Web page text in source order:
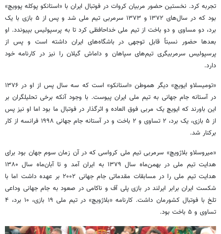
تجربه کرد. نخستین حضور مربیان کروات در فوتبال ایران با «استانکو پوکله پوویچ»
بود که در سال‌های ۱۳۷۲ و ۱۳۷۳ سرمربی تیم ملی شد و پس از ۵ بازی با یک
برد، دو مساوی و دو باخت از تیم ملی خداحافظی کرد تا به پرسپولیس بپیوندد. او
بعدها حضور نسبتاً قابل توجهی در باشگاه‌های ایران داشته است و پس از
پرسپولیس سرمربیگری تیم‌های سپاهان و داماش گیلان را نیز در کارنامه خود
دارد.
«تومیسلاو ایویچ» دیگر هموطن «استانکو» است که سه سال پس از او در ۱۳۷۶
در آستانه جام جهانی به تیم ملی ایران پیوست. با وجود آنکه برخی تحلیلگران بر
این باورند که ایویچ یک مربی فوق العاده و اثرگذار در فوتبال ما بود اما او نیز پس
از ۵ بازی، یک برد، ۲ تساوی و ۲ باخت و در آستانه جام جهانی ۱۹۹۸ فرانسه از کار
برکنار شد.
«میروسلاو بلاژویچ» سرمربی تیم ملی کرواسی که در آن زمان سوم جهان بود برای
هدایت تیم ملی در بهمن‌ماه سال ۱۳۷۹ به ایران آمد و تا آبان‌ماه سال ۱۳۸۰
هدایت تیم ملی را در مسابقات مقدماتی جام جهانی ۲۰۰۲ بر عهده داشت اما با
شکست ایران برابر ایرلند در بازی پلی آف و ناکامی در صعود به جام جهانی وداعی
تلخ با فوتبال کشورمان داشت. کارنامه «بلاژویچ» در تیم ملی ۱۹ بازی، ۱۰ برد، ۴
تساوی و ۵ باخت بود.